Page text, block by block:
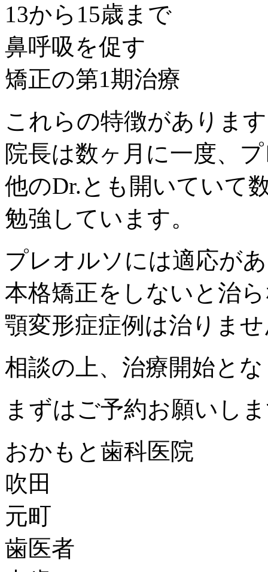
13から15歳まで
鼻呼吸を促す
矯正の第1期治療
これらの特徴がありま
院長は数ヶ月に一度、
他のDr.とも開いていて
勉強しています。
プレオルソには適応が
本格矯正をしないと治
顎変形症症例は治りま
相談の上、治療開始と
まずはご予約お願いし
おかもと歯科医院
吹田
元町
歯医者